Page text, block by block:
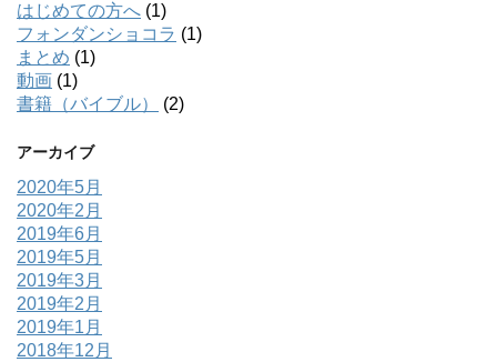
はじめての方へ (1)
フォンダンショコラ (1)
まとめ (1)
動画 (1)
書籍（バイブル）
(2)
アーカイブ
2020年5月
2020年2月
2019年6月
2019年5月
2019年3月
2019年2月
2019年1月
2018年12月